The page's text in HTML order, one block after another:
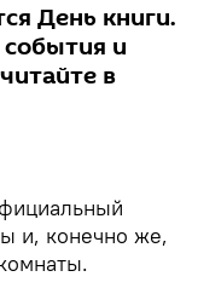
День книги.
и
в
и, конечно же,